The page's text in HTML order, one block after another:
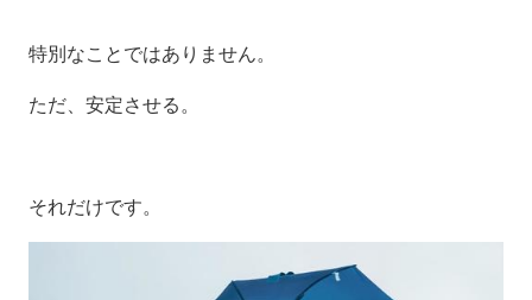
特別なことではありません。
ただ、安定させる。
それだけです。